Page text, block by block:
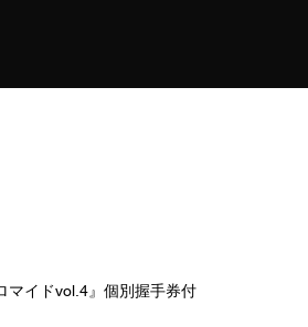
マイドvol.4』個別握手券付